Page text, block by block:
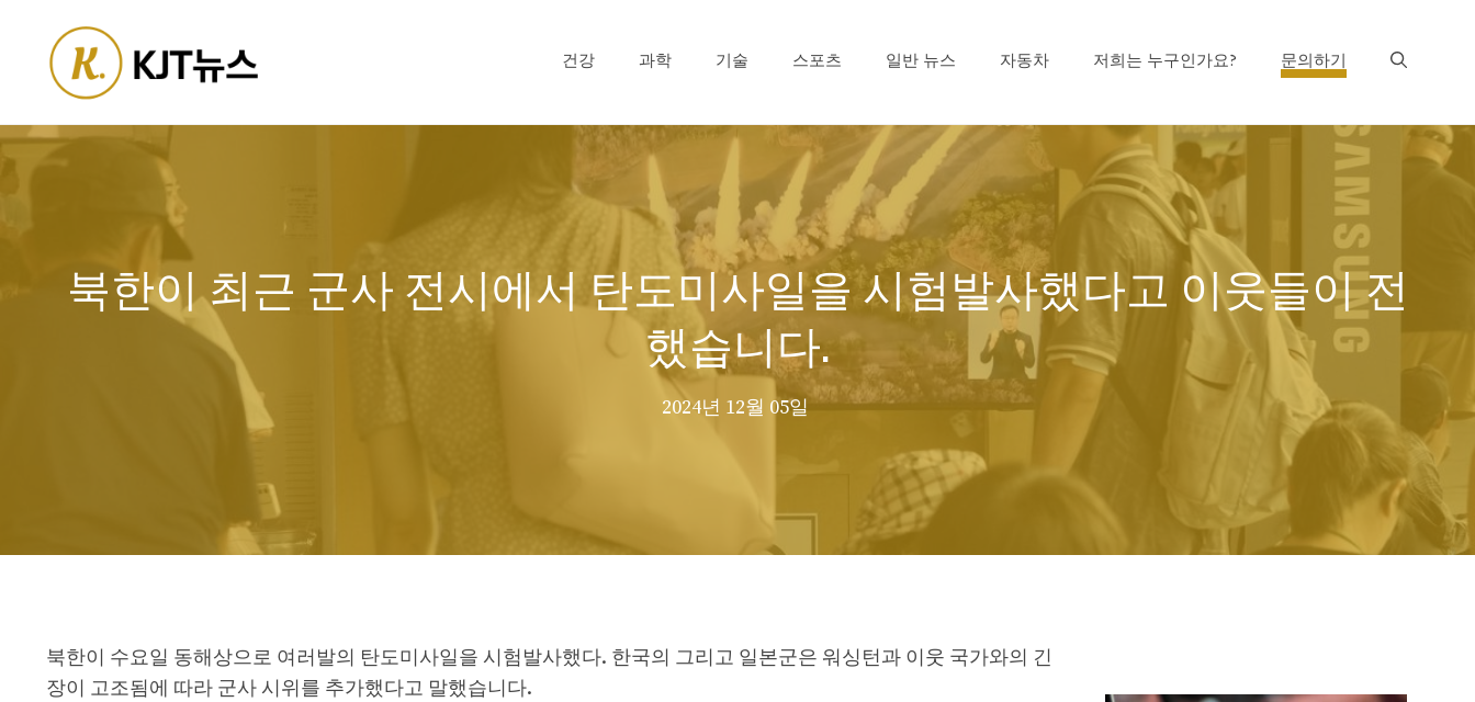
content
건강 과학 기술 스포츠 일반 뉴스 자동차 저희는 누구인가요? 문의하기
북한이 최근 군사 전시에서 탄도미사일을 시험발사했다고 이웃들이 전
했습니다.
2024년 12월 05일
북한이 수요일 동해상으로 여러발의 탄도미사일을 시험발사했다. 한국의 그리고 일본군은 워싱턴과 이웃 국가와의 긴
장이 고조됨에 따라 군사 시위를 추가했다고 말했습니다.